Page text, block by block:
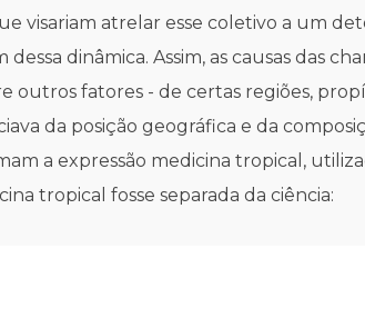
visariam atrelar esse coletivo a um
dinâmica. Assim, as causas das
fatores - de certas regiões,
da posição geográfica e da
a expressão medicina tropical,
tropical fosse separada da ciência: